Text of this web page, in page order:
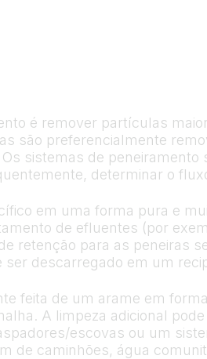
é remover partículas
são preferencialmente
sistemas de
determinar o
em uma forma pura e
de efluentes (por
retenção para as peneiras
descarregado em um
feita de um arame em
A limpeza adicional
escovas ou um
de caminhões, água